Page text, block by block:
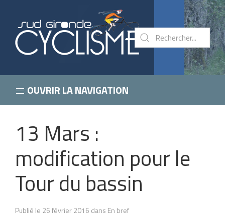
OUVRIR LA NAVIGATION
13 Mars :
modification pour le
Tour du bassin
Publié le 26 février 2016 dans En bref